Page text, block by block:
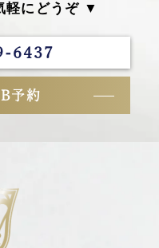
軽にどうぞ ▼
6437
予約